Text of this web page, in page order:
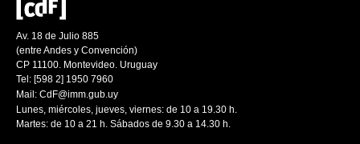
Av. 18 de Julio 885
(entre Andes y Convención)
CP 11100. Montevideo. Uruguay
Tel: [598 2] 1950 7960
Mail: CdF@imm.gub.uy
Lunes, miércoles, jueves, viernes: de 10 a 19.30 h.
Martes: de 10 a 21 h. Sábados de 9.30 a 14.30 h.